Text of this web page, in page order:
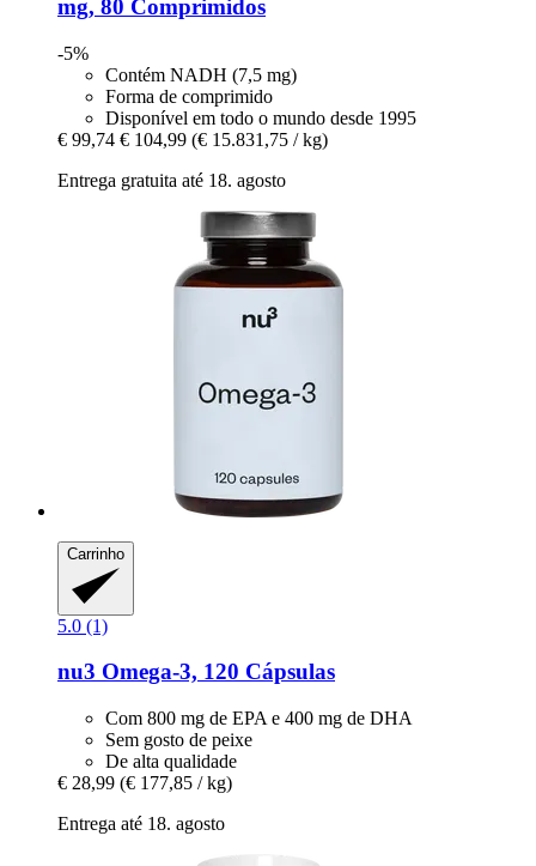
mg, 80 Comprimidos
-5%
Contém NADH (7,5 mg)
Forma de comprimido
Disponível em todo o mundo desde 1995
€ 99,74 € 104,99 (€ 15.831,75 / kg)
Entrega gratuita até 18. agosto
Carrinho
5.0 (1)
nu3 Omega-​3, 120 Cápsulas
Com 800 mg de EPA e 400 mg de DHA
Sem gosto de peixe
De alta qualidade
€ 28,99 (€ 177,85 / kg)
Entrega até 18. agosto